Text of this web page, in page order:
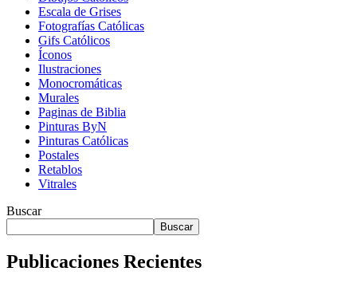
Escala de Grises
Fotografías Católicas
Gifs Católicos
Íconos
Ilustraciones
Monocromáticas
Murales
Paginas de Biblia
Pinturas ByN
Pinturas Católicas
Postales
Retablos
Vitrales
Buscar
Buscar
Publicaciones Recientes